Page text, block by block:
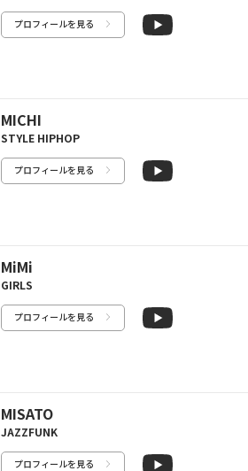
プロフィールを見る
MICHI
STYLE HIPHOP
プロフィールを見る
MiMi
GIRLS
プロフィールを見る
MISATO
JAZZFUNK
プロフィールを見る